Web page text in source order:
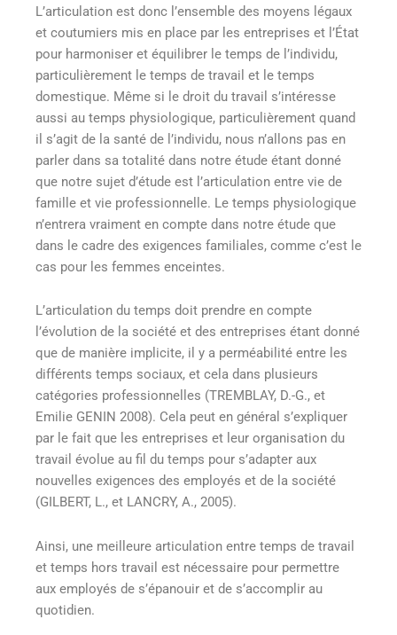
L’articulation est donc l’ensemble des moyens légaux
et coutumiers mis en place par les entreprises et l’État
pour harmoniser et équilibrer le temps de l’individu,
particulièrement le temps de travail et le temps
domestique. Même si le droit du travail s’intéresse
aussi au temps physiologique, particulièrement quand
il s’agit de la santé de l’individu, nous n’allons pas en
parler dans sa totalité dans notre étude étant donné
que notre sujet d’étude est l’articulation entre vie de
famille et vie professionnelle. Le temps physiologique
n’entrera vraiment en compte dans notre étude que
dans le cadre des exigences familiales, comme c’est le
cas pour les femmes enceintes.
L’articulation du temps doit prendre en compte
l’évolution de la société et des entreprises étant donné
que de manière implicite, il y a perméabilité entre les
différents temps sociaux, et cela dans plusieurs
catégories professionnelles (TREMBLAY, D.-G., et
Emilie GENIN 2008). Cela peut en général s’expliquer
par le fait que les entreprises et leur organisation du
travail évolue au fil du temps pour s’adapter aux
nouvelles exigences des employés et de la société
(GILBERT, L., et LANCRY, A., 2005).
Ainsi, une meilleure articulation entre temps de travail
et temps hors travail est nécessaire pour permettre
aux employés de s’épanouir et de s’accomplir au
quotidien.